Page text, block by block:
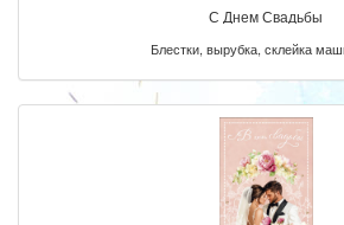
С Днем Свадьбы
Блестки, вырубка, склейка